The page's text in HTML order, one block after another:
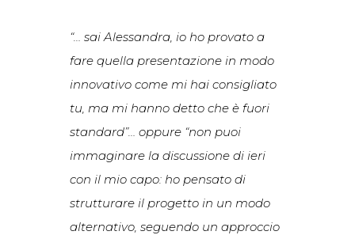
“… sai Alessandra, io ho provato a
fare quella presentazione in modo
innovativo come mi hai consigliato
tu, ma mi hanno detto che è fuori
standard”… oppure “non puoi
immaginare la discussione di ieri
con il mio capo: ho pensato di
strutturare il progetto in un modo
alternativo, seguendo un approccio